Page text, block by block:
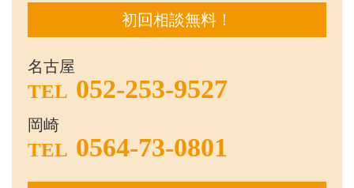
初回相談無料！
名古屋
TEL 052-253-9527
岡崎
TEL 0564-73-0801